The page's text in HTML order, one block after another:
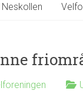
Neskollen